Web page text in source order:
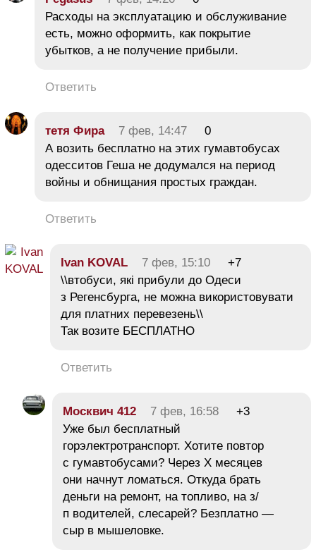
Расходы на эксплуатацию и обслуживание
есть, можно оформить, как покрытие
убытков, а не получение прибыли.
Ответить
тетя Фира 7 фев, 14:47
0
А возить бесплатно на этих гумавтобусах
одесситов Геша не додумался на период
войны и обнищания простых граждан.
Ответить
Ivan KOVAL 7 фев, 15:10
+7
\\втобуси, які прибули до Одеси
з Регенсбурга, не можна використовувати
для платних перевезень\\
Так возите БЕСПЛАТНО
Ответить
Москвич 412 7 фев, 16:58
+3
Уже был бесплатный
горэлектротранспорт. Хотите повтор
с гумавтобусами? Через Х месяцев
они начнут ломаться. Откуда брать
деньги на ремонт, на топливо, на з/
п водителей, слесарей? Безплатно —
сыр в мышеловке.